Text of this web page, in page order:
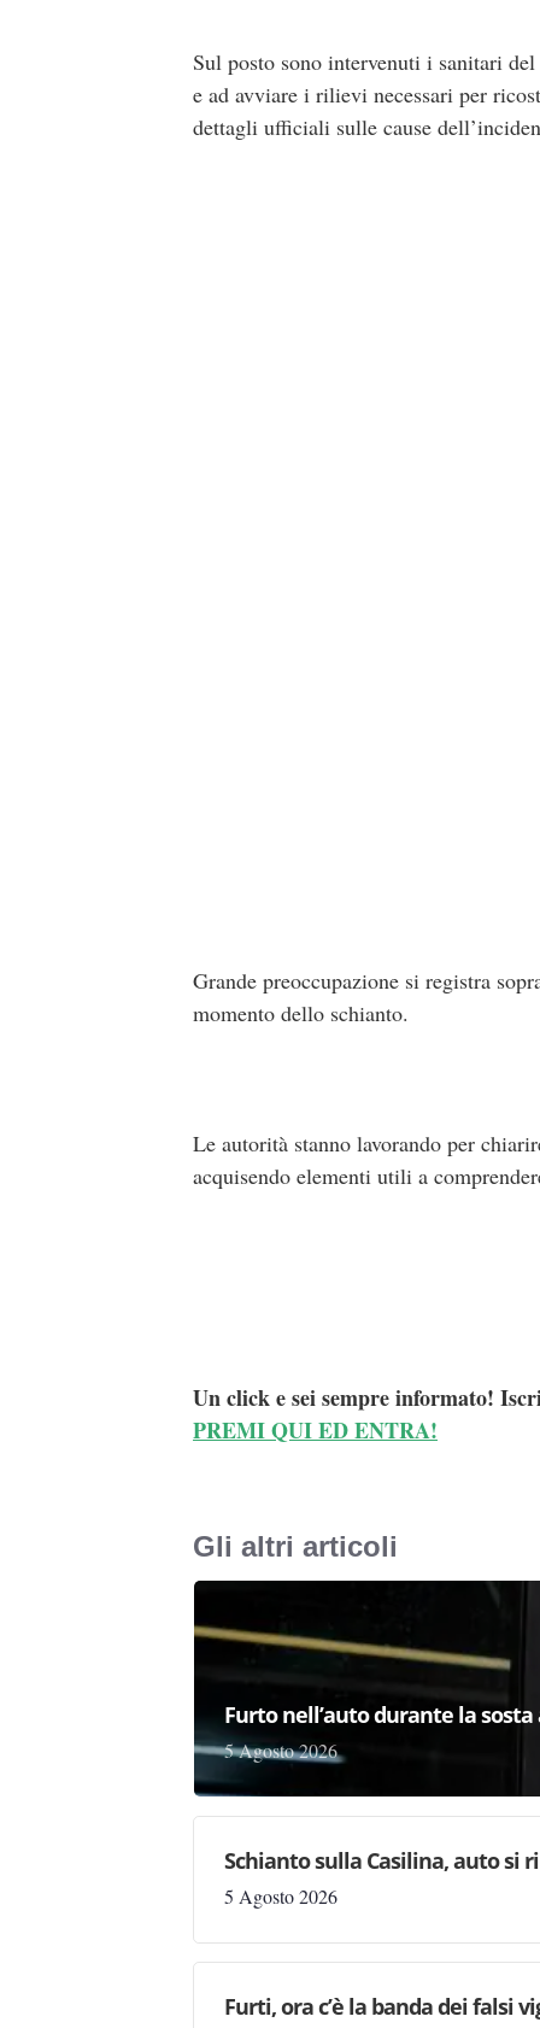
Sul posto sono intervenuti i sanitari
e ad avviare i rilievi necessari per
dettagli ufficiali sulle cause
Grande preoccupazione si registra
momento dello schianto.
Le autorità stanno lavorando per
acquisendo elementi utili a
Un click e sei sempre informato!
PREMI QUI ED ENTRA!
Gli altri articoli
Furto nell’auto durante la
5 Agosto 2026
Schianto sulla Casilina, auto si
5 Agosto 2026
Furti, ora c’è la banda dei falsi